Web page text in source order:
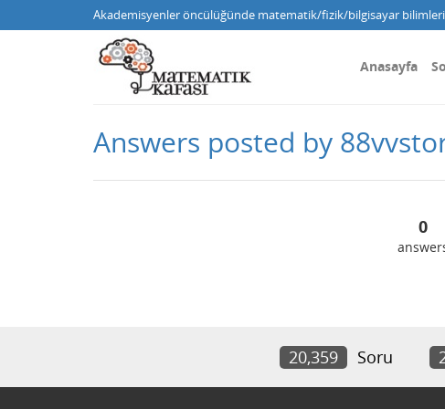
Akademisyenler öncülüğünde matematik/fizik/bilgisayar
Anasayfa
Answers posted by
0
20,359 Soru